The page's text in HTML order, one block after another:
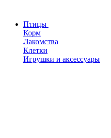
Птицы
Корм
Лакомства
Клетки
Игрушки и аксессуары